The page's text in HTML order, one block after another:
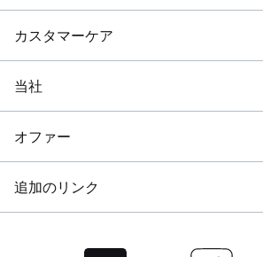
カスタマーケア
当社
オファー
追加のリンク